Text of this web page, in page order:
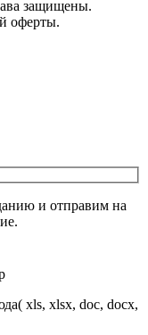
защищены.
оферты.
и отправим на
( xls, xlsx, doc, docx,